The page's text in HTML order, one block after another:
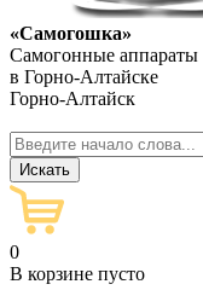
«Самогошка»
Самогонные аппараты
в Горно-Алтайске
Горно-Алтайск
0
В корзине пусто